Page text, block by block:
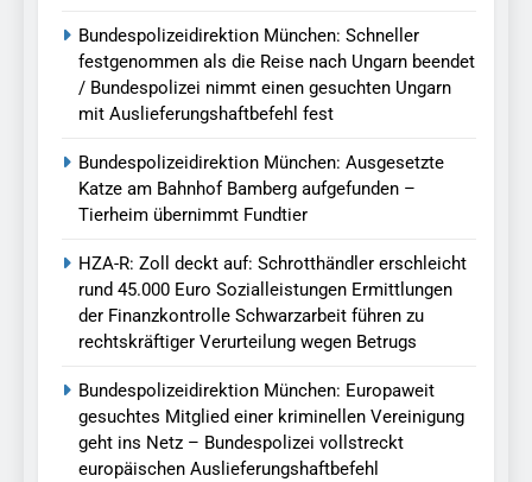
Bundespolizeidirektion München: Schneller
festgenommen als die Reise nach Ungarn beendet
/ Bundespolizei nimmt einen gesuchten Ungarn
mit Auslieferungshaftbefehl fest
Bundespolizeidirektion München: Ausgesetzte
Katze am Bahnhof Bamberg aufgefunden –
Tierheim übernimmt Fundtier
HZA-R: Zoll deckt auf: Schrotthändler erschleicht
rund 45.000 Euro Sozialleistungen Ermittlungen
der Finanzkontrolle Schwarzarbeit führen zu
rechtskräftiger Verurteilung wegen Betrugs
Bundespolizeidirektion München: Europaweit
gesuchtes Mitglied einer kriminellen Vereinigung
geht ins Netz – Bundespolizei vollstreckt
europäischen Auslieferungshaftbefehl